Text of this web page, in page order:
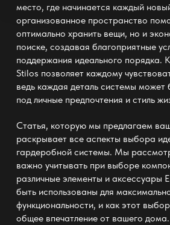
место, где начинается каждый
организованное пространство
оптимально хранить вещи, но и
поиске, создавая благоприятные
поддержания идеального порядка.
Stilos позволяет каждому
ведь каждая деталь системы может
под личные предпочтения и стиль
Статья, которую мы предлагаем
раскрывает все аспекты выбора
гардеробной системы. Мы
важно учитывать при выборе
различные элементы и аксессуары
быть использованы для
функциональности, и как этот
общее впечатление от вашего